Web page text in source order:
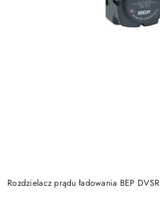
Rozdzielacz prądu ładowania BEP DVSR